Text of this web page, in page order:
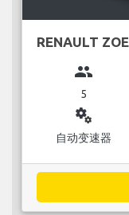
RENAULT ZOE
group
5
miscellaneous_services
自动变速器